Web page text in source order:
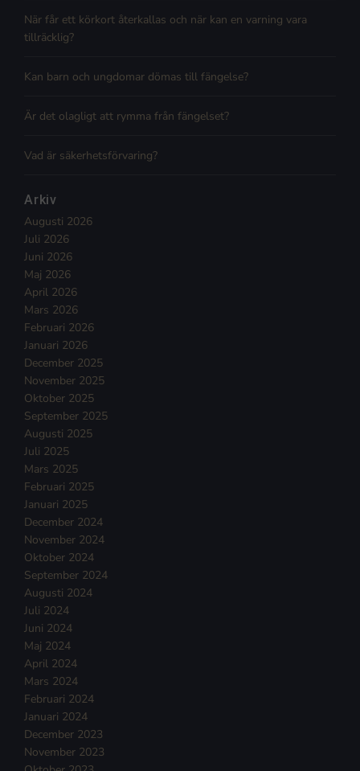
När får ett körkort återkallas och när kan en varning vara
tillräcklig?
Kan barn och ungdomar dömas till fängelse?
Är det olagligt att rymma från fängelset?
Vad är säkerhetsförvaring?
Arkiv
Augusti 2026
Juli 2026
Juni 2026
Maj 2026
April 2026
Mars 2026
Februari 2026
Januari 2026
December 2025
November 2025
Oktober 2025
September 2025
Augusti 2025
Juli 2025
Mars 2025
Februari 2025
Januari 2025
December 2024
November 2024
Oktober 2024
September 2024
Augusti 2024
Juli 2024
Juni 2024
Maj 2024
April 2024
Mars 2024
Februari 2024
Januari 2024
December 2023
November 2023